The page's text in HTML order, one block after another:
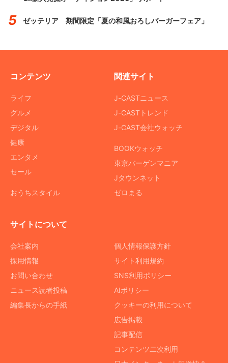
ゼッテリア 期間限定「夏の和風おろしバーガーフェア」
コンテンツ
ライフ
グルメ
デジタル
健康
エンタメ
セール
おうちスタイル
関連サイト
J-CASTニュース
J-CASTトレンド
J-CAST会社ウォッチ
BOOKウォッチ
東京バーゲンマニア
Jタウンネット
ゼロまる
サイトについて
会社案内
採用情報
お問い合わせ
ニュース読者投稿
編集長からの手紙
個人情報保護方針
サイト利用規約
SNS利用ポリシー
AIポリシー
クッキーの利用について
広告掲載
記事配信
コンテンツ二次利用